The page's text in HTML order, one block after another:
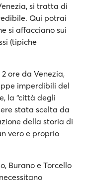
si tratta di
Qui potrai
si affacciano sui
(tipiche
ore da Venezia,
imperdibili del
la “città degli
stata scelta da
della storia di
vero e proprio
Burano e Torcello